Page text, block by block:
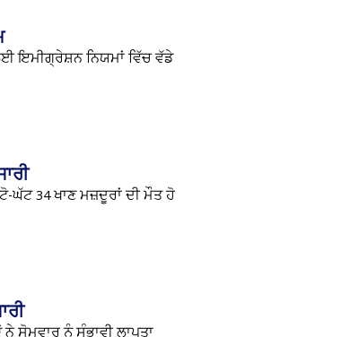
ਇਮੀਗ੍ਰੇਸ਼ਨ ਨਿਯਮਾਂ ਵਿੱਚ ਵੱਡੇ
ਘੱਟ 34 ਖਾਣ ਮਜ਼ਦੂਰਾਂ ਦੀ ਮੌਤ ਹੋ